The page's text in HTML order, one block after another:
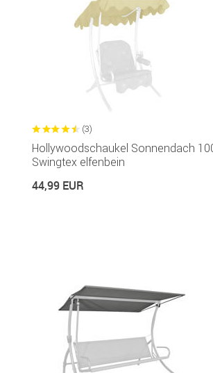
(3)
Hollywoodschaukel Sonnendach
Swingtex elfenbein
44,99 EUR